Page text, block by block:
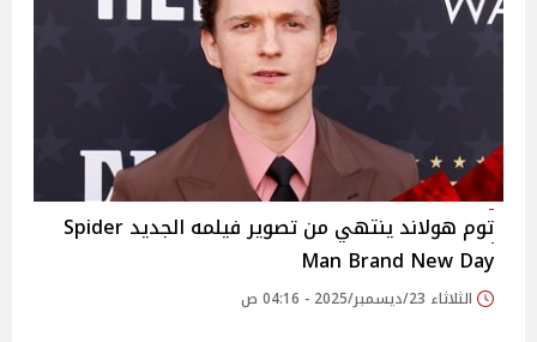
توم هولاند ينتهي من تصوير فيلمه الجديد Spider
Man Brand New Day
الثلاثاء 23/ديسمبر/2025 - 04:16 ص